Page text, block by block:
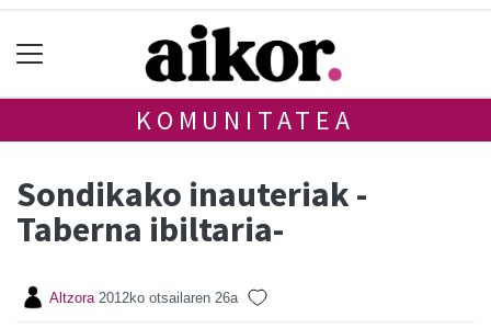
KOMUNITATEA
Sondikako inauteriak -
Taberna ibiltaria-
Altzora 2012ko otsailaren 26a